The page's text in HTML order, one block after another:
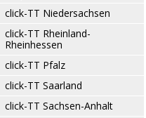
click-TT Niedersachsen
click-TT Rheinland-
Rheinhessen
click-TT Pfalz
click-TT Saarland
click-TT Sachsen-Anhalt